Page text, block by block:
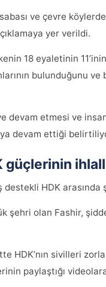
ve çevre
yer verildi.
18 eyaletinin
bulunduğunu
devam etmesi ve
devam ettiği
güçlerinin
destekli HDK
şehri olan Fashir,
HDK’nın sivilleri zorla
paylaştığı videolara